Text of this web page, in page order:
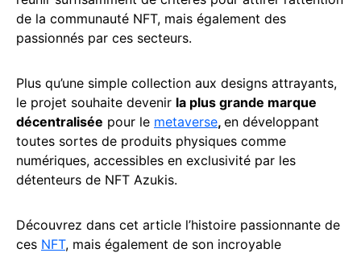
de la communauté NFT, mais également des
passionnés par ces secteurs.
Plus qu’une simple collection aux designs attrayants,
le projet souhaite devenir la plus grande marque
décentralisée pour le metaverse, en développant
toutes sortes de produits physiques comme
numériques, accessibles en exclusivité par les
détenteurs de NFT Azukis.
Découvrez dans cet article l’histoire passionnante de
ces NFT, mais également de son incroyable